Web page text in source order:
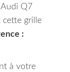
Audi Q7
cette grille
:
à votre